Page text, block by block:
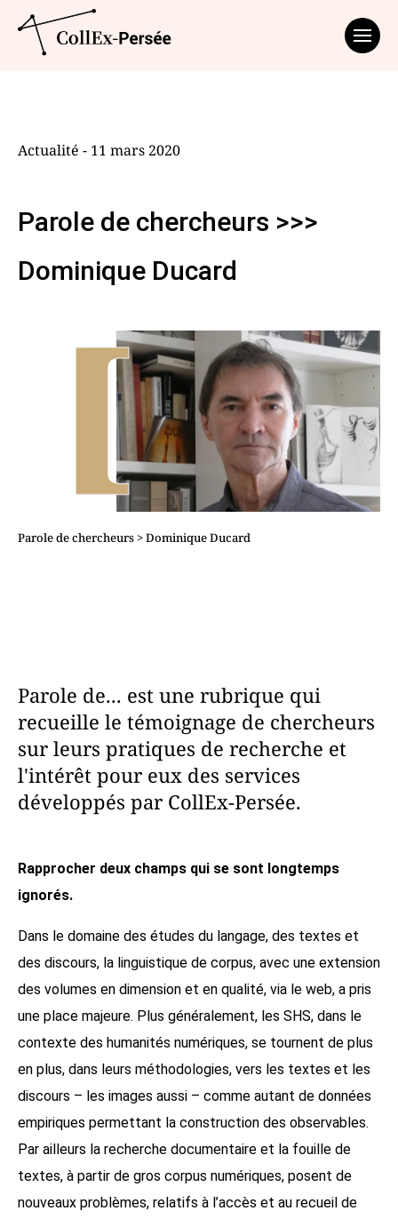
Actualité - 11 mars 2020
Parole de chercheurs >>>
Dominique Ducard
Parole de chercheurs > Dominique Ducard
Parole de... est une rubrique qui
recueille le témoignage de chercheurs
sur leurs pratiques de recherche et
l'intérêt pour eux des services
développés par CollEx-Persée.
Rapprocher deux champs qui se sont longtemps
ignorés.
Dans le domaine des études du langage, des textes et
des discours, la linguistique de corpus, avec une extension
des volumes en dimension et en qualité, via le web, a pris
une place majeure. Plus généralement, les SHS, dans le
contexte des humanités numériques, se tournent de plus
en plus, dans leurs méthodologies, vers les textes et les
discours – les images aussi – comme autant de données
empiriques permettant la construction des observables.
Par ailleurs la recherche documentaire et la fouille de
textes, à partir de gros corpus numériques, posent de
nouveaux problèmes, relatifs à l’accès et au recueil de